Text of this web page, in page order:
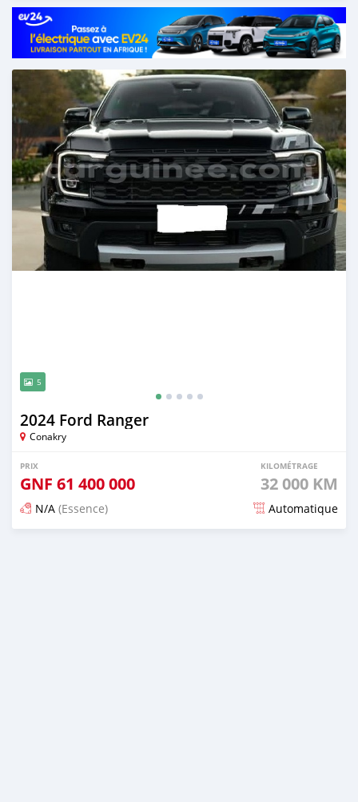
Publié il y a 2 mois
5
2024 Ford Ranger
Conakry
PRIX
GNF 61 400 000
KILOMÉTRAGE
32 000 KM
N/A (Essence) Automatique